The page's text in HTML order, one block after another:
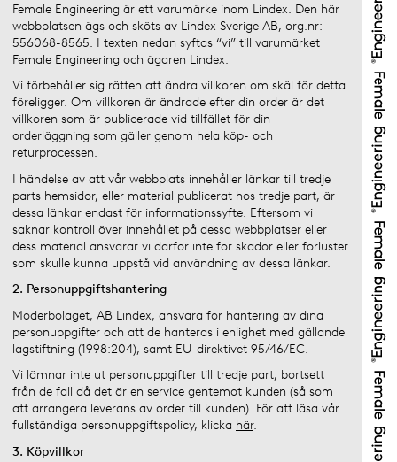
Female Engineering är ett varumärke inom Lindex. Den här
webbplatsen ägs och sköts av Lindex Sverige AB, org.nr:
556068-8565. I texten nedan syftas “vi” till varumärket
Female Engineering och ägaren Lindex.
Vi förbehåller sig rätten att ändra villkoren om skäl för detta
föreligger. Om villkoren är ändrade efter din order är det
villkoren som är publicerade vid tillfället för din
orderläggning som gäller genom hela köp- och
returprocessen.
I händelse av att vår webbplats innehåller länkar till tredje
parts hemsidor, eller material publicerat hos tredje part, är
dessa länkar endast för informationssyfte. Eftersom vi
saknar kontroll över innehållet på dessa webbplatser eller
dess material ansvarar vi därför inte för skador eller förluster
som skulle kunna uppstå vid användning av dessa länkar.
2. Personuppgiftshantering
Moderbolaget, AB Lindex, ansvara för hantering av dina
personuppgifter och att de hanteras i enlighet med gällande
lagstiftning (1998:204), samt EU-direktivet 95/46/EC.
Vi lämnar inte ut personuppgifter till tredje part, bortsett
från de fall då det är en service gentemot kunden (så som
att arrangera leverans av order till kunden). För att läsa vår
fullständiga personuppgiftspolicy, klicka här.
3. Köpvillkor